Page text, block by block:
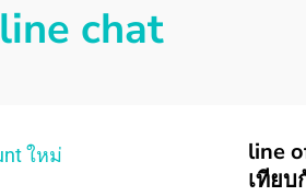
line chat
line
เทียบ